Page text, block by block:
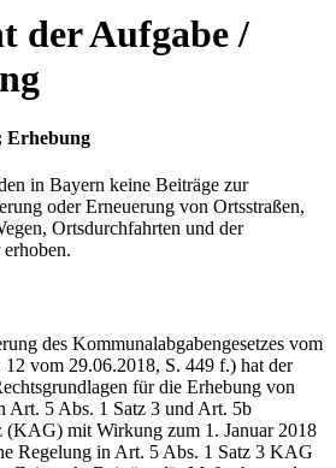
der Aufgabe /
Erhebung
in Bayern keine Beiträge zur
oder Erneuerung von Ortsstraßen,
Ortsdurchfahrten und der
des Kommunalabgabengesetzes vom
vom 29.06.2018, S. 449 f.) hat der
für die Erhebung von
Art. 5 Abs. 1 Satz 3 und Art. 5b
(KAG) mit Wirkung zum 1. Januar 2018
Regelung in Art. 5 Abs. 1 Satz 3 KAG